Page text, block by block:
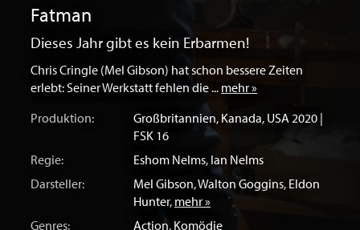
Fatman
Dieses Jahr gibt es kein Erbarmen!
Chris Cringle (Mel Gibson) hat schon bessere Zeiten
erlebt: Seiner Werkstatt fehlen die ... mehr »
Produktion:
Großbritannien, Kanada, USA 2020 |
FSK 16
Regie:
Eshom Nelms, Ian Nelms
Darsteller:
Mel Gibson,Walton Goggins, Eldon
Hunter, mehr »
Genres:
Action, Komödie